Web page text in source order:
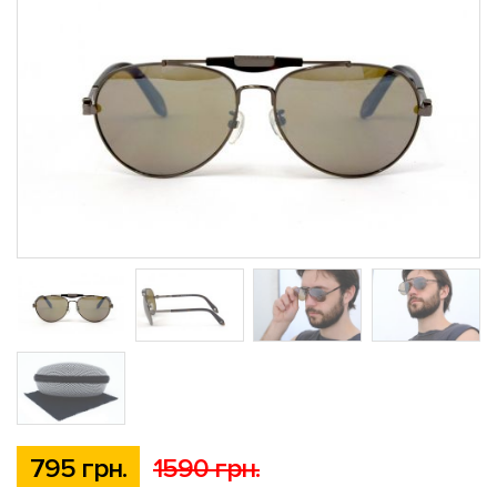
795 грн. 1590 грн.